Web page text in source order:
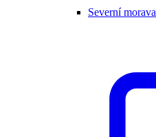
Severní morava